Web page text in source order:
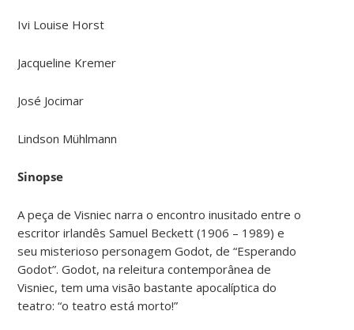
Ivi Louise Horst
Jacqueline Kremer
José Jocimar
Lindson Mühlmann
Sinopse
A peça de Visniec narra o encontro inusitado entre o
escritor irlandês Samuel Beckett (1906 – 1989) e
seu misterioso personagem Godot, de “Esperando
Godot”. Godot, na releitura contemporânea de
Visniec, tem uma visão bastante apocalíptica do
teatro: “o teatro está morto!”